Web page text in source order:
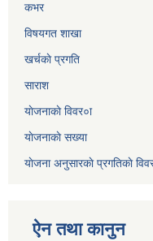
कभर
विषयगत शाखा
खर्चकाे प्रगति
साराश
याेजनाकाे विवर०ा
याेजनाकाे सख्या
याेजना अनुसारकाे प्रगतिकाे
ऐन तथा कानुन